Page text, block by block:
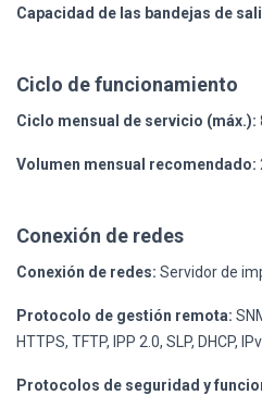
Capacidad de las bandejas de
Ciclo de funcionamiento
Ciclo mensual de servicio (máx.):
Volumen mensual recomendado:
Conexión de redes
Conexión de redes: Servidor de
Protocolo de gestión remota:
HTTPS, TFTP, IPP 2.0, SLP, DHCP,
Protocolos de seguridad y